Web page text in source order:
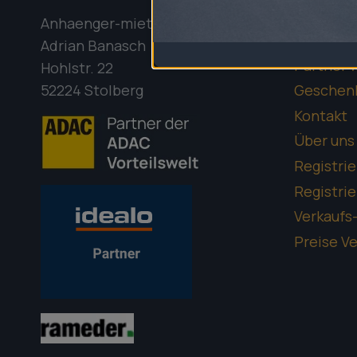
Anhaenger-mieten.org
Adrian Banasch
Hohlstr. 22
52224 Stolberg
Partner
Kontakt
Über uns
Preise